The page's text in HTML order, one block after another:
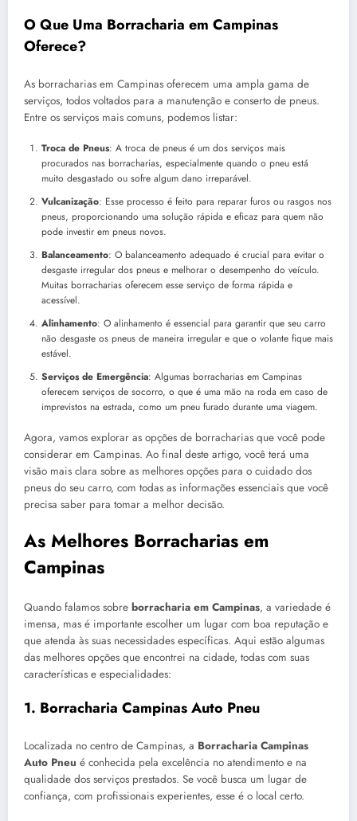
O Que Uma Borracharia em Campinas
Oferece?
As borracharias em Campinas oferecem uma ampla gama de
serviços, todos voltados para a manutenção e conserto de pneus.
Entre os serviços mais comuns, podemos listar:
Troca de Pneus: A troca de pneus é um dos serviços mais
procurados nas borracharias, especialmente quando o pneu está
muito desgastado ou sofre algum dano irreparável.
Vulcanização: Esse processo é feito para reparar furos ou rasgos nos
pneus, proporcionando uma solução rápida e eficaz para quem não
pode investir em pneus novos.
Balanceamento: O balanceamento adequado é crucial para evitar o
desgaste irregular dos pneus e melhorar o desempenho do veículo.
Muitas borracharias oferecem esse serviço de forma rápida e
acessível.
Alinhamento: O alinhamento é essencial para garantir que seu carro
não desgaste os pneus de maneira irregular e que o volante fique mais
estável.
Serviços de Emergência: Algumas borracharias em Campinas
oferecem serviços de socorro, o que é uma mão na roda em caso de
imprevistos na estrada, como um pneu furado durante uma viagem.
Agora, vamos explorar as opções de borracharias que você pode
considerar em Campinas. Ao final deste artigo, você terá uma
visão mais clara sobre as melhores opções para o cuidado dos
pneus do seu carro, com todas as informações essenciais que você
precisa saber para tomar a melhor decisão.
As Melhores Borracharias em
Campinas
Quando falamos sobre borracharia em Campinas, a variedade é
imensa, mas é importante escolher um lugar com boa reputação e
que atenda às suas necessidades específicas. Aqui estão algumas
das melhores opções que encontrei na cidade, todas com suas
características e especialidades:
1. Borracharia Campinas Auto Pneu
Localizada no centro de Campinas, a Borracharia Campinas
Auto Pneu é conhecida pela excelência no atendimento e na
qualidade dos serviços prestados. Se você busca um lugar de
confiança, com profissionais experientes, esse é o local certo.